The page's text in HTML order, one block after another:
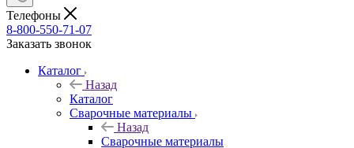
Телефоны
8-800-550-71-07
Заказать звонок
Каталог
Назад
Каталог
Сварочные материалы
Назад
Сварочные материалы